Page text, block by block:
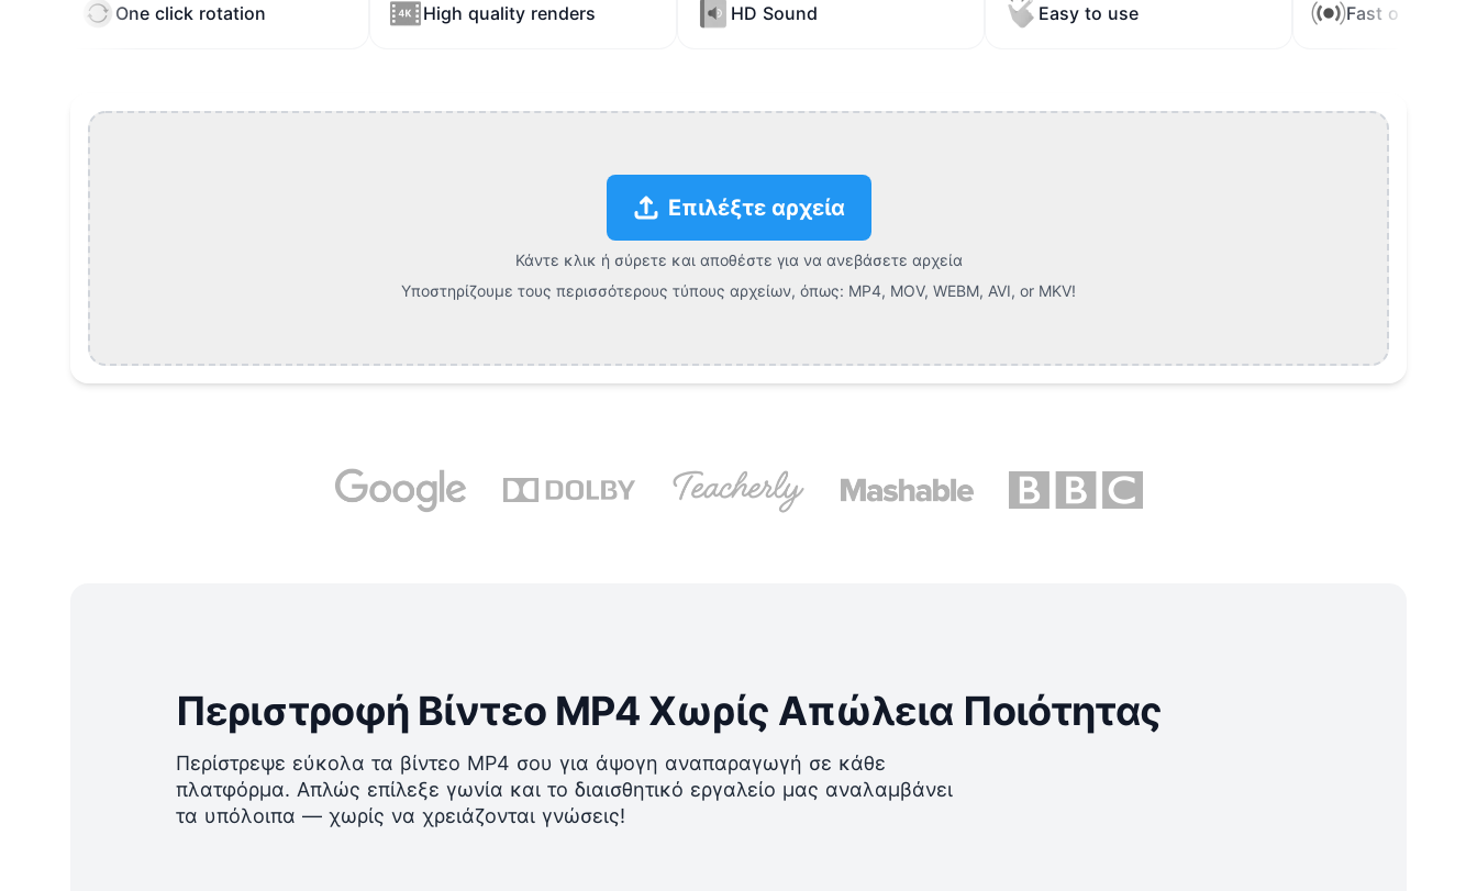
One click rotation
High quality renders HD Sound Easy to use Fast online
Επιλέξτε αρχεία
Κάντε κλικ ή σύρετε και αποθέστε για να ανεβάσετε αρχεία
Υποστηρίζουμε τους περισσότερους τύπους αρχείων, όπως: MP4, MOV, WEBM, AVI, or MKV!
Περιστροφή Βίντεο MP4 Χωρίς Απώλεια Ποιότητας
Περίστρεψε εύκολα τα βίντεο MP4 σου για άψογη αναπαραγωγή σε κάθε
πλατφόρμα. Απλώς επίλεξε γωνία και το διαισθητικό εργαλείο μας αναλαμβάνει
τα υπόλοιπα — χωρίς να χρειάζονται γνώσεις!